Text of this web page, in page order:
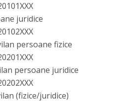
juridice
persoane fizice
persoane juridice
(fizice/juridice)